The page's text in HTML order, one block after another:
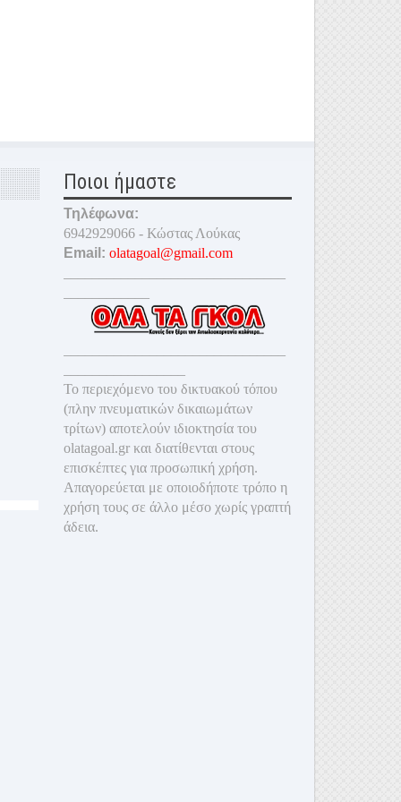
Ποιοι ήμαστε
Τηλέφωνα:
6942929066 - Κώστας Λούκας
Email: olatagoal@gmail.com
Το περιεχόμενο του δικτυακού τόπου
(πλην πνευματικών δικαιωμάτων
τρίτων) αποτελούν ιδιοκτησία του
olatagoal.gr και διατίθενται στους
επισκέπτες για προσωπική χρήση.
Απαγορεύεται με οποιοδήποτε τρόπο η
χρήση τους σε άλλο μέσο χωρίς γραπτή
άδεια.